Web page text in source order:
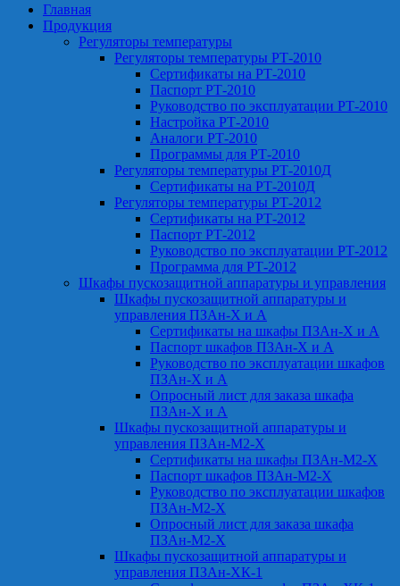
Главная
Продукция
Регуляторы температуры
Регуляторы температуры РТ-2010
Сертификаты на РТ-2010
Паспорт РТ-2010
Руководство по эксплуатации РТ-2010
Настройка РТ-2010
Аналоги РТ-2010
Программы для РТ-2010
Регуляторы температуры РТ-2010Д
Сертификаты на РТ-2010Д
Регуляторы температуры РТ-2012
Сертификаты на РТ-2012
Паспорт РТ-2012
Руководство по эксплуатации РТ-2012
Программа для РТ-2012
Шкафы пускозащитной аппаратуры и управления
Шкафы пускозащитной аппаратуры и
управления ПЗАн-Х и А
Сертификаты на шкафы ПЗАн-Х и А
Паспорт шкафов ПЗАн-Х и А
Руководство по эксплуатации шкафов
ПЗАн-Х и А
Опросный лист для заказа шкафа
ПЗАн-Х и А
Шкафы пускозащитной аппаратуры и
управления ПЗАн-М2-Х
Сертификаты на шкафы ПЗАн-М2-Х
Паспорт шкафов ПЗАн-М2-Х
Руководство по эксплуатации шкафов
ПЗАн-М2-Х
Опросный лист для заказа шкафа
ПЗАн-М2-Х
Шкафы пускозащитной аппаратуры и
управления ПЗАн-ХК-1